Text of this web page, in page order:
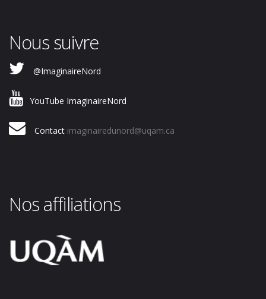
Nous suivre
@ImaginaireNord
YouTube ImaginaireNord
Contact imaginairedunord@uqam.ca
Nos affiliations